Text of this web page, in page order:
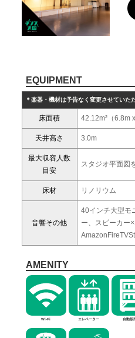
EQUIPMENT
＊楽器・機材は予告なく変更させていた
床面積 42.12m²（6.8m
天井高さ 3.0m
最大収容人数
目安
スタジオ平面図
床材 リノリウム
音響その他
40インチ大型モ
ー、スピーカー
AMENITY
Wi-Fi エレベーター 自動販